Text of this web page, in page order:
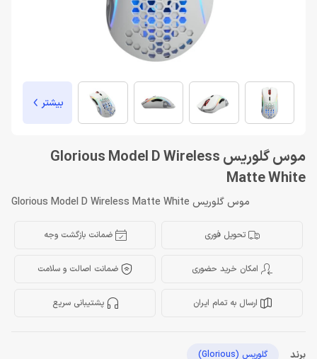
بیشتر
موس گلوریس Glorious Model D Wireless
Matte White
موس گلوریس Glorious Model D Wireless Matte White
تحویل فوری ضمانت بازگشت وجه
امکان خرید حضوری ضمانت اصالت و سلامت
ارسال به تمام ایران پشتیبانی سریع
برند گلوریس (Glorious)